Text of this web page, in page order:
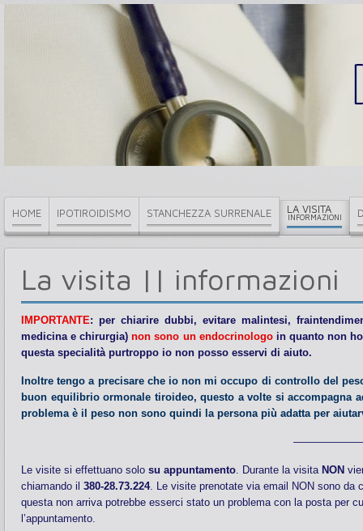
HOME IPOTIROIDISMO STANCHEZZA SURRENALE LA VISITA
INFORMAZIONI
La visita || informazioni
IMPORTANTE: per chiarire dubbi, evitare malintesi,
medicina e chirurgia)non sono un endocrinologoin quanto non
questa specialità purtroppo io non posso esservi di aiuto.
Inoltre tengo a precisare che io non mi occupo di controllo del
buon equilibrio ormonale tiroideo, questo a volte si accompagna
problema è il peso non sono quindi la persona più adatta per
Le visite si effettuano solo su appuntamento. Durante la visita NON
chiamando il 380-28.73.224. Le visite prenotate via email NON sono da
questa non arriva potrebbe esserci stato un problema con la posta per
l’appuntamento.